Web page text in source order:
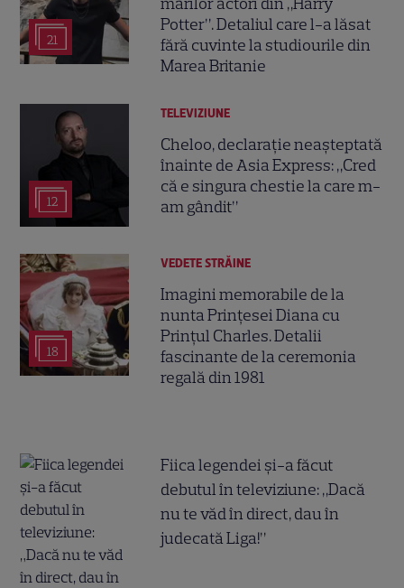
21
Potter”. Detaliul care l-a lăsat
fără cuvinte la studiourile din
Marea Britanie
12
TELEVIZIUNE
Cheloo, declarație neașteptată
înainte de Asia Express: „Cred
că e singura chestie la care m-
am gândit”
18
VEDETE STRĂINE
Imagini memorabile de la
nunta Prințesei Diana cu
Prințul Charles. Detalii
fascinante de la ceremonia
regală din 1981
Fiica legendei și-a făcut
debutul în televiziune: „Dacă
nu te văd în direct, dau în
judecată Liga!”